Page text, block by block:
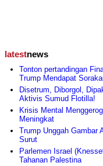
latestnews
Tonton pertandingan
Trump Mendapat
Disetrum, Diborgol,
Aktivis Sumud Flotilla!
Krisis Mental
Meningkat
Trump Unggah Gambar
Surut
Parlemen Israel
Tahanan Palestina